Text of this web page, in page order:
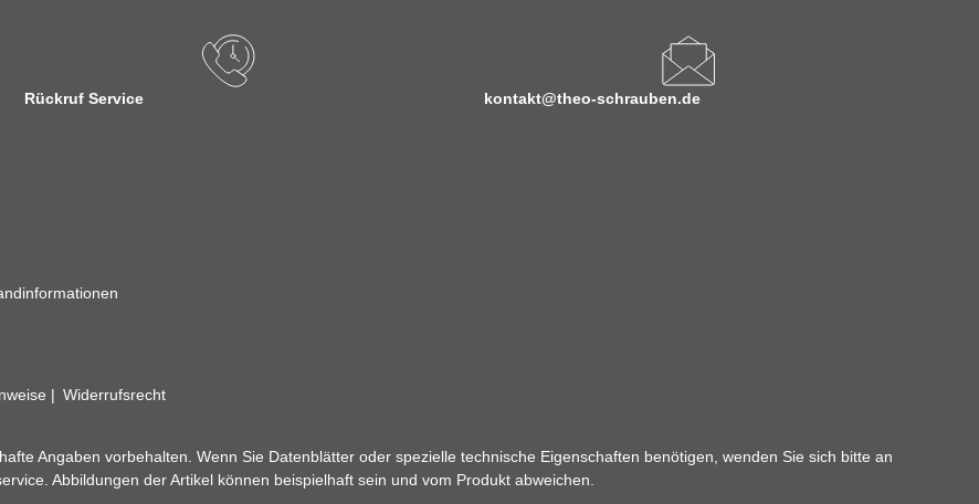
Rückruf Service kontakt@theo-schrauben.de
Widerrufsrecht
Angaben vorbehalten. Wenn Sie Datenblätter oder spezielle technische Eigenschaften benötigen, wenden Sie sich bitte an
Abbildungen der Artikel können beispielhaft sein und vom Produkt abweichen.